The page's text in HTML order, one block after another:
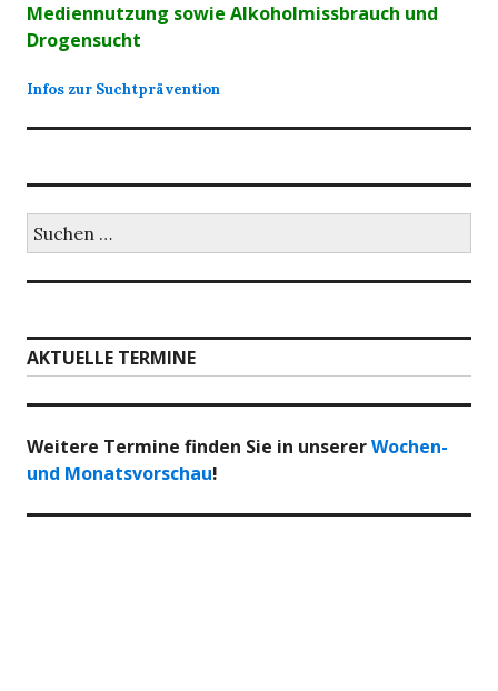
Mediennutzung sowie Alkoholmissbrauch und
Drogensucht
Infos zur Suchtprävention
nach:
AKTUELLE TERMINE
Weitere Termine finden Sie in unsererWochen-
und Monatsvorschau!